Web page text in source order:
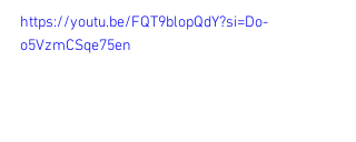
https://youtu.be/FQT9blopQdY?si=Do-
o5VzmCSqe75en